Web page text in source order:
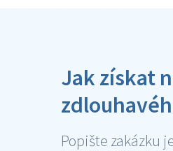
Jak získat
Popište zakázku